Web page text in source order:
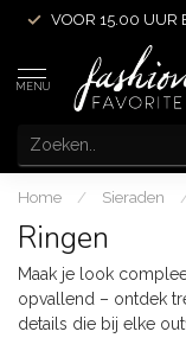
VOOR 15.00 UUR
MENU
Home / Sieraden
Ringen
Maak je look
opvallend – ontdek
details die bij elke